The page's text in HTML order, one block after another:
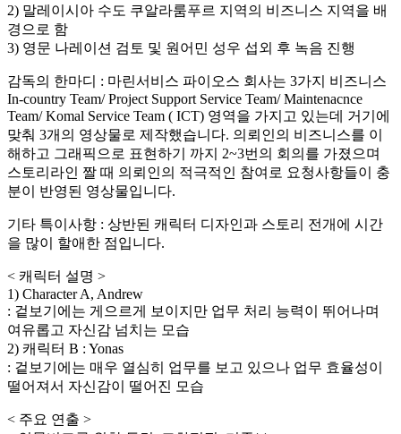
2) 말레이시아 수도 쿠알라룸푸르 지역의 비즈니스 지역을 배
경으로 함
3) 영문 나레이션 검토 및 원어민 성우 섭외 후 녹음 진행
감독의 한마디 : 마린서비스 파이오스 회사는 3가지 비즈니스
In-country Team/ Project Support Service Team/ Maintenacnce
Team/ Komal Service Team ( ICT) 영역을 가지고 있는데 거기에
맞춰 3개의 영상물로 제작했습니다. 의뢰인의 비즈니스를 이
해하고 그래픽으로 표현하기 까지 2~3번의 회의를 가졌으며
스토리라인 짤 때 의뢰인의 적극적인 참여로 요청사항들이 충
분이 반영된 영상물입니다.
기타 특이사항 : 상반된 캐릭터 디자인과 스토리 전개에 시간
을 많이 할애한 점입니다.
< 캐릭터 설명 >
1) Character A, Andrew
: 겉보기에는 게으르게 보이지만 업무 처리 능력이 뛰어나며
여유롭고 자신감 넘치는 모습
2) 캐릭터 B : Yonas
: 겉보기에는 매우 열심히 업무를 보고 있으나 업무 효율성이
떨어져서 자신감이 떨어진 모습
< 주요 연출 >